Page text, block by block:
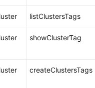
listClustersTags
showClusterTag
createClustersTags